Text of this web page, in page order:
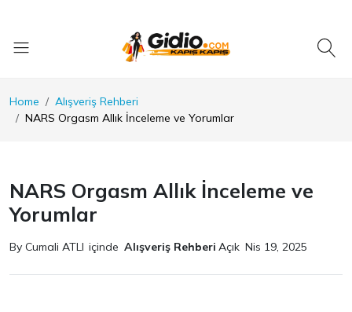
Home
Alışveriş Rehberi
NARS Orgasm Allık İnceleme ve Yorumlar
NARS Orgasm Allık İnceleme ve
Yorumlar
By Cumali ATLI içinde Alışveriş Rehberi Açık Nis 19, 2025